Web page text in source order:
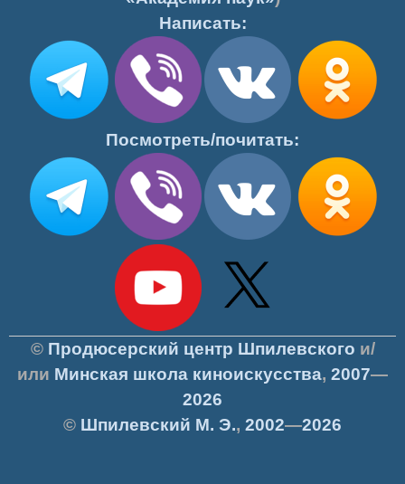
Написать:
Посмотреть/почитать:
© Продюсерский центр Шпилевского и/
или Минская школа киноискусства, 2007—
2026
© Шпилевский М. Э., 2002—2026